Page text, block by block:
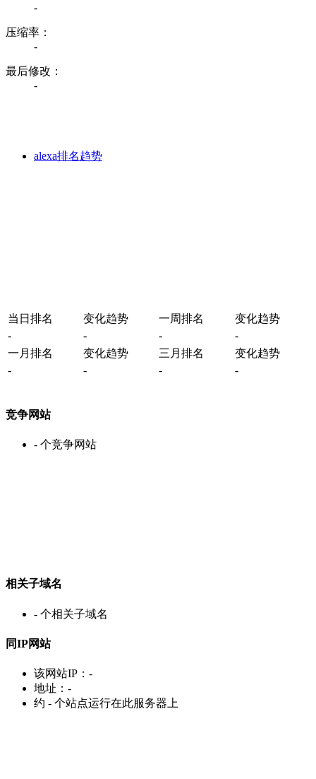
-
压缩率：
-
最后修改：
-
alexa排名趋势
当日排名 变化趋势 一周排名
变化趋势
-
- -
-
一月排名
变化趋势 三月排名
变化趋势
-
- - -
竞争网站
- 个竞争网站
相关子域名
- 个相关子域名
同IP网站
该网站IP： -
地址： -
约 - 个站点运行在此服务器上